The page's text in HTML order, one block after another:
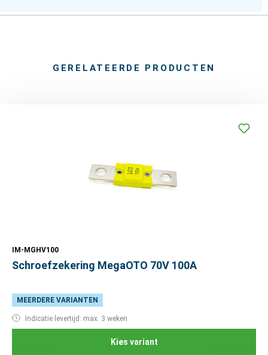
GERELATEERDE PRODUCTEN
IM-MGHV100
Schroefzekering MegaOTO 70V 100A
MEERDERE VARIANTEN
Indicatie levertijd: max. 3 weken
Kies variant